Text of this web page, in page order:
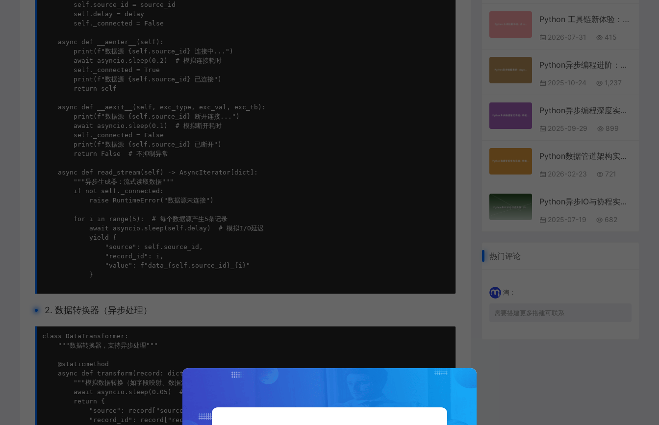
        self.source_id = source_id
        self.delay = delay
        self._connected = False
    async def __aenter__(self):
        print(f"数据源 {self.source_id} 连接中...")
        await asyncio.sleep(0.2)  # 模拟连接耗时
        self._connected = True
        print(f"数据源 {self.source_id} 已连接")
        return self
    async def __aexit__(self, exc_type, exc_val, exc_tb):
        print(f"数据源 {self.source_id} 断开连接...")
        await asyncio.sleep(0.1)  # 模拟断开耗时
        self._connected = False
        print(f"数据源 {self.source_id} 已断开")
        return False  # 不抑制异常
    async def read_stream(self) -> AsyncIterator[dict]:
        """异步生成器：流式读取数据"""
        if not self._connected:
            raise RuntimeError("数据源未连接")
        for i in range(5):  # 每个数据源产生5条记录
            await asyncio.sleep(self.delay)  # 模拟I/O延迟
            yield {
                "source": self.source_id,
                "record_id": i,
                "value": f"data_{self.source_id}_{i}"
            }
2. 数据转换器（异步处理）
class DataTransformer:
    """数据转换器，支持异步处理"""
    @staticmethod
    async def transform(record: dict) -> dict:
        """模拟数据转换（如字段映射、数据清洗）"""
        await asyncio.sleep(0.05)  # 模拟计算延迟
        return {
            "source": record["source"],
            "record_id": record["record_id"],
Python 工具链新体验：用 uv 和 FastAPI 十分钟搭建一个标准化 REST API
2026-07-31 415
Python异步编程进阶：AsyncIO与结构化并发实战指南
2025-10-24 1,237
Python异步编程深度实战：构建高性能WebSocket实时数据推送系统
2025-09-29 899
Python数据管道架构实战：构建企业级ETL自动化处理系统
2026-02-23 721
Python异步IO与协程实战：构建高性能WebSocket实时聊天系统
2025-07-19 682
热门评论
淘：
需要搭建更多搭建可联系